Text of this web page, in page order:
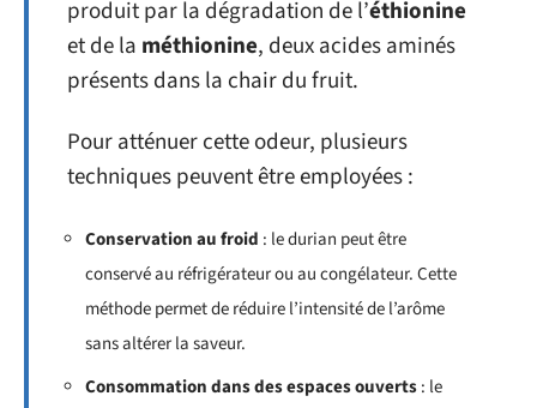
produit par la dégradation de l’éthionine
et de la méthionine, deux acides aminés
présents dans la chair du fruit.
Pour atténuer cette odeur, plusieurs
techniques peuvent être employées :
Conservation au froid : le durian peut être
conservé au réfrigérateur ou au congélateur. Cette
méthode permet de réduire l’intensité de l’arôme
sans altérer la saveur.
Consommation dans des espaces ouverts: le